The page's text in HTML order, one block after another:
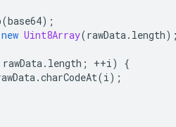
(base64);
new Uint8Array(rawData. length
rawData. length ; ++i)
{
.charCodeAt(i);